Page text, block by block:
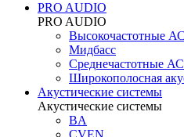
PRO AUDIO
PRO AUDIO
Высокочастотные АС
Мидбасс
Среднечастотные АС
Широкополосная
Акустические системы
Акустические системы
BA